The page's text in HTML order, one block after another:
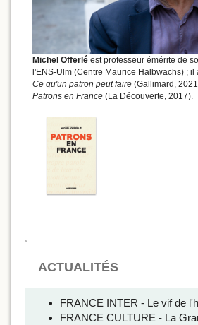
Michel Offerlé est professeur émérite de
l'ENS-Ulm (Centre Maurice Halbwachs) ; il
Ce qu'un patron peut faire (Gallimard,
Patrons en France (La Découverte, 2017).
ACTUALITÉS
FRANCE INTER - Le vif de
FRANCE CULTURE - La